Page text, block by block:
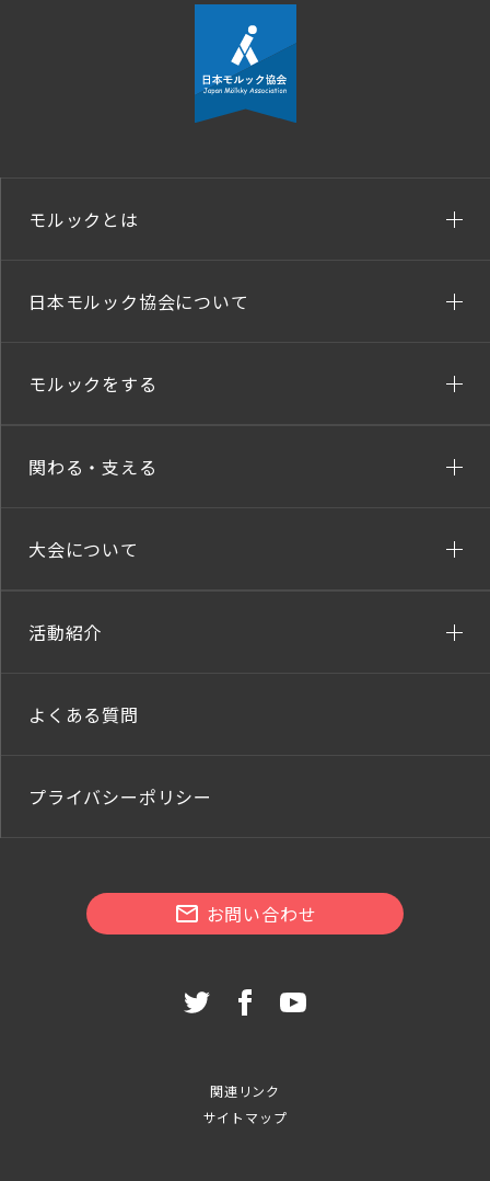
モルックとは
日本モルック協会について
モルックをする
関わる・支える
大会について
活動紹介
よくある質問
プライバシーポリシー
お問い合わせ
関連リンク
サイトマップ